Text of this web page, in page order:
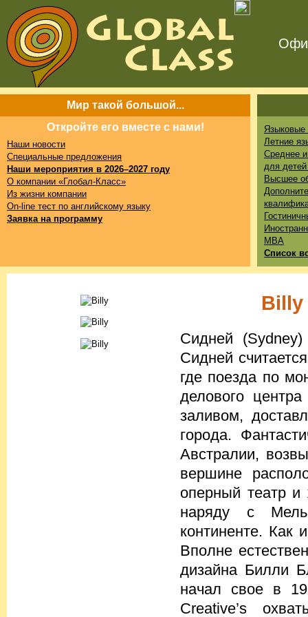
Мир такой большой...
Откройте его вместе с нами!
Наши новости
Специальные предложения
Наши мероприятия в 2026–2027 году
О компании «Глобал-Класс»
Из жизни компании
On-line тест по английскому языку
Заявка на программу
Языковые
Летние
Среднее
для
Высшее
MBA
Список
Billy
Сидней
Сидней
где поезда по
делового
заливом,
города.
Австралии,
вершине
оперный театр
наряду с
континенте. Как
Вполне
дизайна Билли
начал свое в
Creative’s